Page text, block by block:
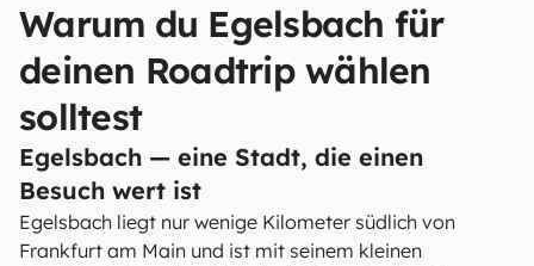
Warum du Egelsbach für
deinen Roadtrip wählen
solltest
Egelsbach — eine Stadt, die einen
Besuch wert ist
Egelsbach liegt nur wenige Kilometer südlich von
Frankfurt am Main und ist mit seinem kleinen